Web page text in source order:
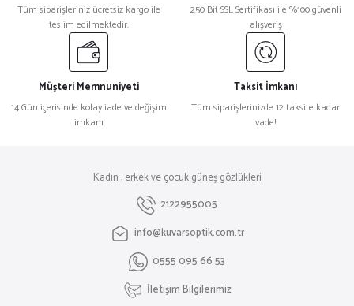
Tüm siparişleriniz ücretsiz kargo ile
teslim edilmektedir.
250 Bit SSL Sertifikası ile %100 güvenli
alışveriş
Müşteri Memnuniyeti
14 Gün içerisinde kolay iade ve değişim
imkanı
Taksit İmkanı
Tüm siparişlerinizde 12 taksite kadar
vade!
Kadın , erkek ve çocuk güneş gözlükleri
2122955005
info@kuvarsoptik.com.tr
0555 095 66 53
İletişim Bilgilerimiz